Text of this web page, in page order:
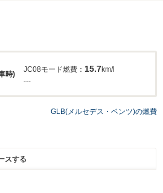
時)
JC08モード燃費： 15.7km/l
---
GLB(メルセデス・ベンツ)の燃費
スする